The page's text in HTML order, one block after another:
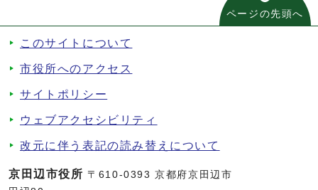
ページの先頭へ
このサイトについて
市役所へのアクセス
サイトポリシー
ウェブアクセシビリティ
改元に伴う表記の読み替えについて
京田辺市役所 〒610-0393 京都府京田辺市